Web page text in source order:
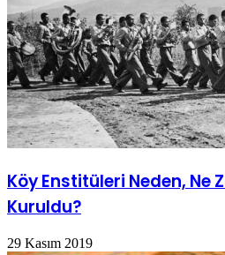
Köy Enstitüleri Neden, Ne
Kuruldu?
29 Kasım 2019